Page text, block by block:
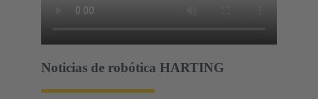
Noticias de robótica HARTING